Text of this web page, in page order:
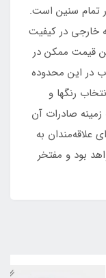
تمام سنین است.
خارجی در کیفیت
قیمت ممکن در
در این محدوده
رنگها و
صادرات آن
علاقه‌مندان به
بود و مفتخر